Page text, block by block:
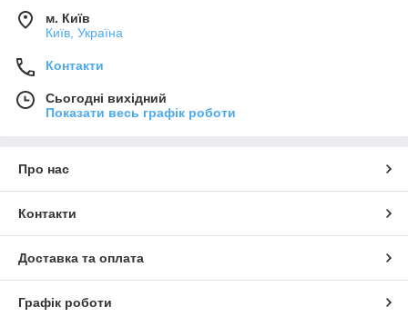
м. Київ
Київ, Україна
Контакти
Сьогодні вихідний
Показати весь графік роботи
Про нас
Контакти
Доставка та оплата
Графік роботи